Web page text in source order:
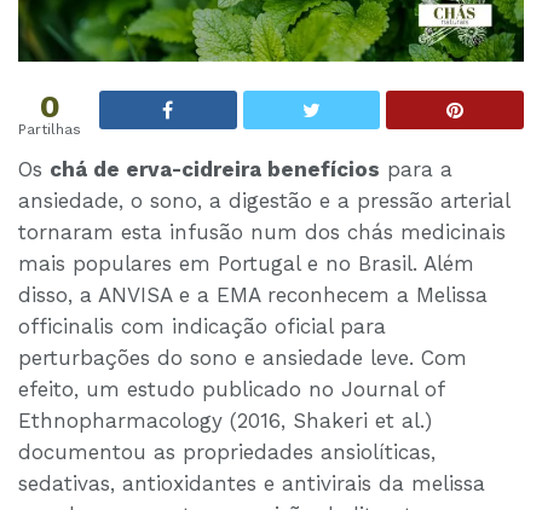
0
Partilhas
Os chá de erva-cidreira benefícios para a
ansiedade, o sono, a digestão e a pressão arterial
tornaram esta infusão num dos chás medicinais
mais populares em Portugal e no Brasil. Além
disso, a ANVISA e a EMA reconhecem a Melissa
officinalis com indicação oficial para
perturbações do sono e ansiedade leve. Com
efeito, um estudo publicado no Journal of
Ethnopharmacology (2016, Shakeri et al.)
documentou as propriedades ansiolíticas,
sedativas, antioxidantes e antivirais da melissa